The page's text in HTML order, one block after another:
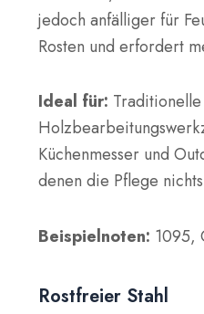
jedoch anfälliger für
Rosten und erfordert
Ideal für: Traditionelle
Küchenmesser und
denen die Pflege
Beispielnoten: 1095,
Rostfreier Stahl